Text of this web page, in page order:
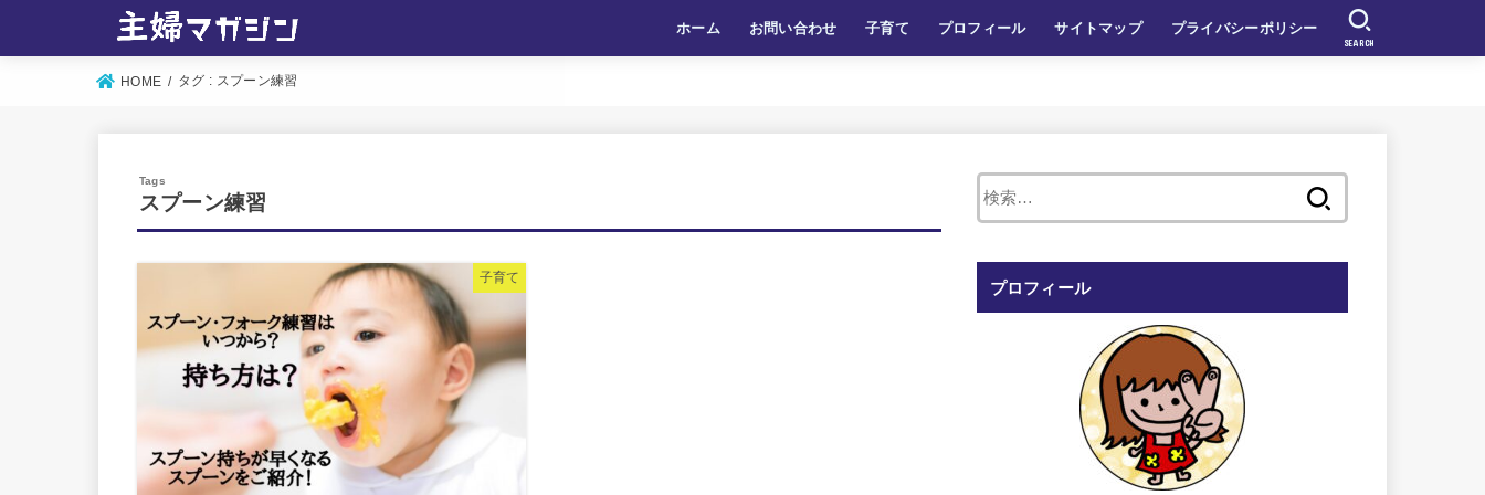
ホーム お問い合わせ 子育て プロフィール サイトマップ プライバシーポリシー
SEARCH
HOME タグ : スプーン練習
スプーン練習
子育て
プロフィール